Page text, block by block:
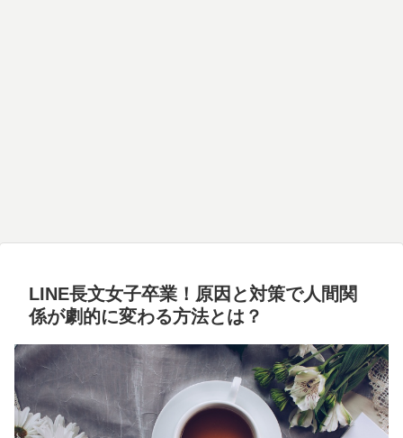
LINE長文女子卒業！原因と対策で人間関
係が劇的に変わる方法とは？